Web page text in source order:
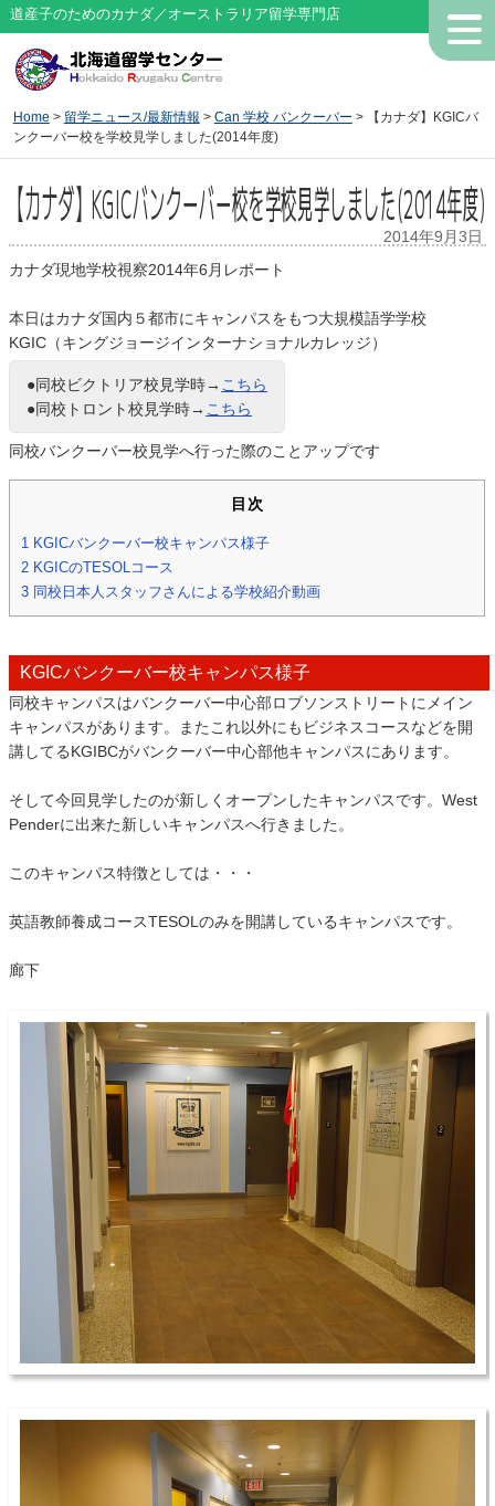
道産子のためのカナダ／オーストラリア留学専門店
Home > 留学ニュース/最新情報 > Can 学校 バンクーバー > 【カナダ】KGICバ
ンクーバー校を学校見学しました(2014年度)
【カナダ】KGICバンクーバー校を学校見学しました(2014年度)
2014年9月3日
カナダ現地学校視察2014年6月レポート
本日はカナダ国内５都市にキャンパスをもつ大規模語学学校
KGIC（キングジョージインターナショナルカレッジ）
●同校ビクトリア校見学時→ こちら
●同校トロント校見学時→ こちら
同校バンクーバー校見学へ行った際のことアップです
目次
1 KGICバンクーバー校キャンパス様子
2 KGICのTESOLコース
3 同校日本人スタッフさんによる学校紹介動画
KGICバンクーバー校キャンパス様子
同校キャンパスはバンクーバー中心部ロブソンストリートにメイン
キャンパスがあります。またこれ以外にもビジネスコースなどを開
講してるKGIBCがバンクーバー中心部他キャンパスにあります。
そして今回見学したのが新しくオープンしたキャンパスです。West
Penderに出来た新しいキャンパスへ行きました。
このキャンパス特徴としては・・・
英語教師養成コースTESOLのみを開講しているキャンパスです。
廊下